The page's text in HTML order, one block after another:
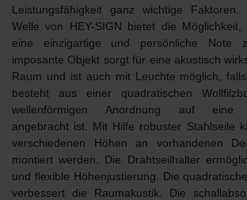
Leistungsfähigkeit ganz wichtige Faktoren.
Welle von HEY-SIGN bietet die Möglichkeit,
eine einzigartige und persönliche Note
imposante Objekt sorgt für eine akustisch
Raum und ist auch mit Leuchte möglich,
besteht aus einer quadratischen
wellenförmigen Anordnung auf eine
angebracht ist. Mit Hilfe robuster Stahlseile
verschiedenen Höhen an vorhandenen
montiert werden. Die Drahtseilhalter
und flexible Höhenjustierung. Die
verbessert die Raumakustik. Die